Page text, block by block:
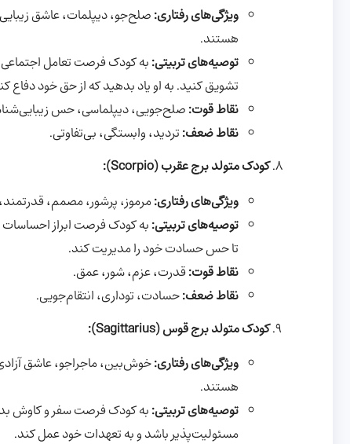
ویژگی‌های رفتاری:صلح‌جو، دیپلمات، عاشق
هستند.
توصیه‌های تربیتی:به کودک فرصت تعامل اجتماعی
تشویق کنید. به او یاد بدهید که از حق خود دفاع
نقاط قوت:صلح‌جویی، دیپلماسی، حس
نقاط ضعف:تردید، وابستگی، بی‌تفاوتی.
کودک متولد برج عقرب (Scorpio):
ویژگی‌های رفتاری:مرموز، پرشور، مصمم،
توصیه‌های تربیتی:به کودک فرصت ابراز احساسات
تا حس حسادت خود را مدیریت کند.
نقاط قوت:قدرت، عزم، شور، عمق.
نقاط ضعف:حسادت، توداری، انتقام‌جویی.
کودک متولد برج قوس (Sagittarius):
ویژگی‌های رفتاری:خوش‌بین، ماجراجو، عاشق
هستند.
توصیه‌های تربیتی:به کودک فرصت سفر و کاوش
مسئولیت‌پذیر باشد و به تعهدات خود عمل کند.